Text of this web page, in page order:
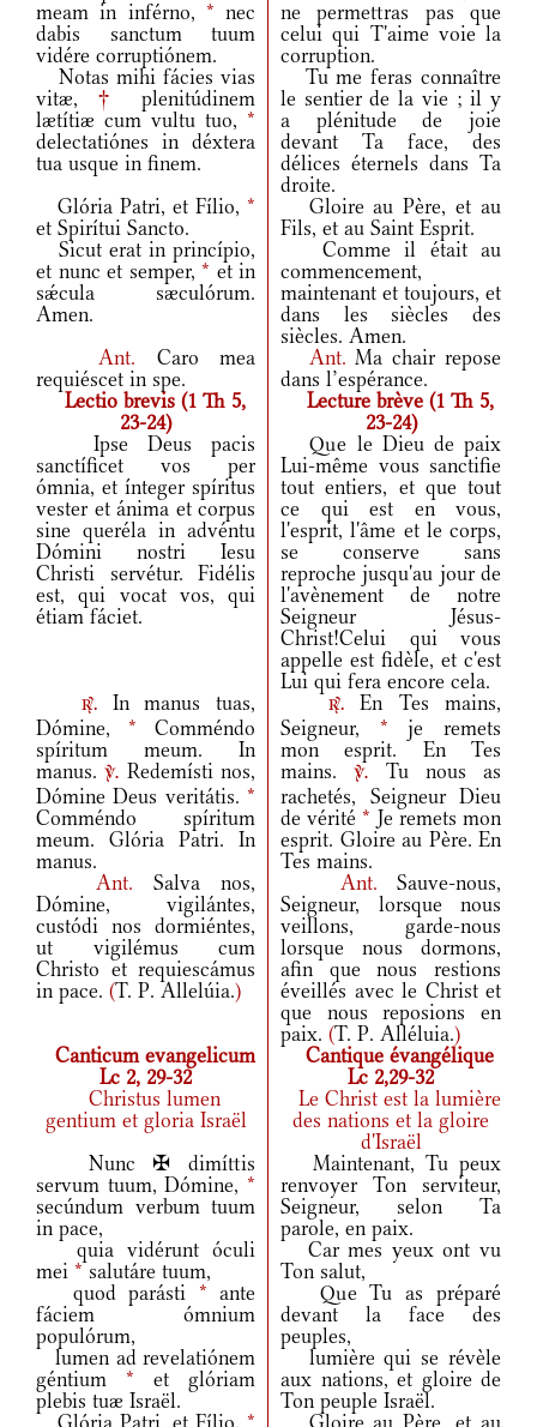
meam in inférno, * nec
dabis sanctum tuum
vidére corruptiónem.
ne permettras pas que
celui qui T'aime voie la
corruption.
Notas mihi fácies vias
vitæ, †
plenitúdinem
lætítiæ cum vultu tuo, *
delectatiónes in déxtera
tua usque in finem.
Tu me feras connaître
le sentier de la vie ; il y
a plénitude de joie
devant Ta face, des
délices éternels dans Ta
droite.
Glória Patri, et Fílio, *
et Spirítui Sancto.
Gloire au Père, et au
Fils, et au Saint Esprit.
Sicut erat in princípio,
et nunc et semper, * et in
sǽcula sæculórum.
Amen.
Comme il était au
commencement,
maintenant et toujours, et
dans les siècles des
siècles. Amen.
Ant. Caro mea
requiéscet in spe.
Ant.Ma chair repose
dans l’espérance.
Lectio brevis (1 Th 5,
23-24)
Lecture brève (1 Th 5,
23-24)
Ipse Deus pacis
sanctíficet vos per
ómnia, et ínteger spíritus
vester et ánima et corpus
sine queréla in advéntu
Dómini nostri Iesu
Christi servétur. Fidélis
est, qui vocat vos, qui
étiam fáciet.
Que le Dieu de paix
Lui-même vous sanctifie
tout entiers, et que tout
ce qui est en vous,
l'esprit, l'âme et le corps,
se conserve sans
reproche jusqu'au jour de
l'avènement de notre
Seigneur Jésus-
Christ!Celui qui vous
appelle est fidèle, et c'est
Lui qui fera encore cela.
r.
In manus tuas,
Dómine, * Comméndo
spíritum meum. In
manus.v. Redemísti nos,
Dómine Deus veritátis. *
Comméndo spíritum
meum. Glória Patri. In
manus.
r.
En Tes mains,
Seigneur, * je remets
mon esprit. En Tes
mains.v.
Tu nous as
rachetés, Seigneur Dieu
de vérité * Je remets mon
esprit. Gloire au Père. En
Tes mains.
Ant.Salva nos,
Dómine, vigilántes,
custódi nos dormiéntes,
ut vigilémus cum
Christo et requiescámus
in pace. (T. P. Allelúia.)
Ant. Sauve-nous,
Seigneur, lorsque nous
veillons, garde-nous
lorsque nous dormons,
afin que nous restions
éveillés avec le Christ et
que nous reposions en
paix. (T. P. Alléluia.)
Canticum evangelicum
Lc 2, 29-32
Cantique évangélique
Lc 2,29-32
Christus lumen
gentium et gloria Israël
Le Christ est la lumière
des nations et la gloire
d'Israël
Nunc ✠ dimíttis
servum tuum, Dómine, *
secúndum verbum tuum
in pace,
Maintenant, Tu peux
renvoyer Ton serviteur,
Seigneur, selon Ta
parole, en paix.
quia vidérunt óculi
mei * salutáre tuum,
Car mes yeux ont vu
Ton salut,
quod parásti * ante
fáciem ómnium
populórum,
Que Tu as préparé
devant la face des
peuples,
lumen ad revelatiónem
géntium * et glóriam
plebis tuæ Israël.
lumière qui se révèle
aux nations, et gloire de
Ton peuple Israël.